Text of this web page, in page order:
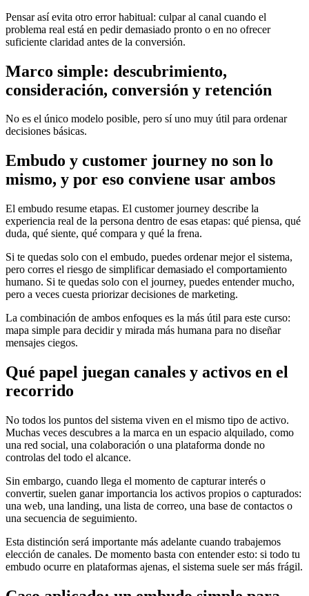
Pensar así evita otro error habitual: culpar al canal cuando el
problema real está en pedir demasiado pronto o en no ofrecer
suficiente claridad antes de la conversión.
Marco simple: descubrimiento,
consideración, conversión y retención
No es el único modelo posible, pero sí uno muy útil para ordenar
decisiones básicas.
Embudo y customer journey no son lo
mismo, y por eso conviene usar ambos
El embudo resume etapas. El customer journey describe la
experiencia real de la persona dentro de esas etapas: qué piensa, qué
duda, qué siente, qué compara y qué la frena.
Si te quedas solo con el embudo, puedes ordenar mejor el sistema,
pero corres el riesgo de simplificar demasiado el comportamiento
humano. Si te quedas solo con el journey, puedes entender mucho,
pero a veces cuesta priorizar decisiones de marketing.
La combinación de ambos enfoques es la más útil para este curso:
mapa simple para decidir y mirada más humana para no diseñar
mensajes ciegos.
Qué papel juegan canales y activos en el
recorrido
No todos los puntos del sistema viven en el mismo tipo de activo.
Muchas veces descubres a la marca en un espacio alquilado, como
una red social, una colaboración o una plataforma donde no
controlas del todo el alcance.
Sin embargo, cuando llega el momento de capturar interés o
convertir, suelen ganar importancia los activos propios o capturados:
una web, una landing, una lista de correo, una base de contactos o
una secuencia de seguimiento.
Esta distinción será importante más adelante cuando trabajemos
elección de canales. De momento basta con entender esto: si todo tu
embudo ocurre en plataformas ajenas, el sistema suele ser más frágil.